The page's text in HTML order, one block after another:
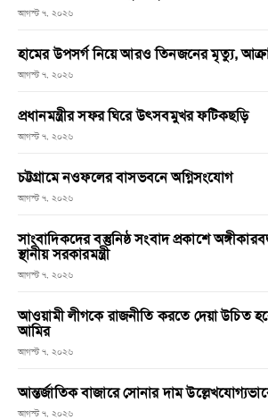
আগস্ট ৭, ২০২৬
হামের উপসর্গ নিয়ে আরও তিনজনের মৃত্যু,
আগস্ট ৭, ২০২৬
প্রধানমন্ত্রীর সফর ঘিরে উৎসবমুখর ফটিকছড়ি
আগস্ট ৭, ২০২৬
চট্টগ্রামে নওফলের বাসভবনে অগ্নিসংযোগ
আগস্ট ৭, ২০২৬
সাংবাদিকদের বস্তুনিষ্ঠ সংবাদ প্রকাশে
স্থানীয় সরকারমন্ত্রী
আগস্ট ৭, ২০২৬
আওয়ামী লীগকে রাজনীতি করতে দেয়া উচিত
আমির
আগস্ট ৭, ২০২৬
আন্তর্জাতিক বাজারে সোনার দাম
আগস্ট ৭, ২০২৬